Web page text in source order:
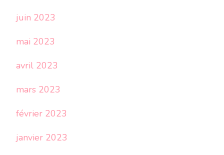
juin 2023
mai 2023
avril 2023
mars 2023
février 2023
janvier 2023